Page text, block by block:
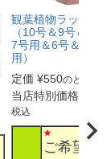
観葉植物ラッピン
（10号＆9号＆8号
7号用＆6号＆5号
用）
定価 ¥550のところ
当店特別価格
税込
ご希望の